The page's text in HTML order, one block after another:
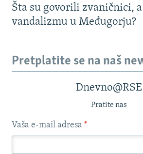
Šta su govorili zvaničnici, a
vandalizmu u Međugorju?
Pretplatite se na naš
Dnevno@RSE
Pratite nas
Vaša e-mail adresa *